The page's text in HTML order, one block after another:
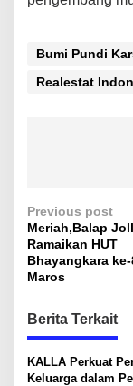
Bumi Pundi
Realestat
P
o
s
n
a
v
Previous post
Meriah,Balap
Ramaikan HUT
Bhayangkara
Maros
Berita Terkait
KALLA Perkuat
Keluarga dalam